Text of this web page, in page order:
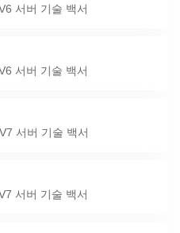
서버 기술 백서
서버 기술 백서
서버 기술 백서
서버 기술 백서